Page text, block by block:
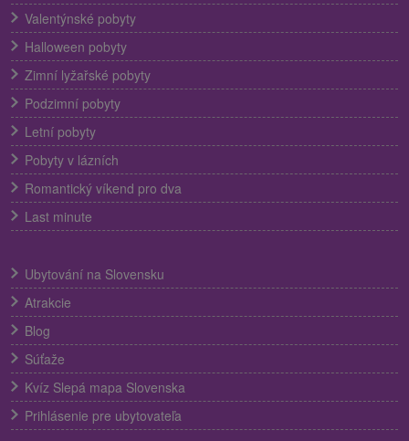
Valentýnské pobyty
Halloween pobyty
Zimní lyžařské pobyty
Podzimní pobyty
Letní pobyty
Pobyty v lázních
Romantický víkend pro dva
Last minute
Ubytování na Slovensku
Atrakcie
Blog
Súťaže
Kvíz Slepá mapa Slovenska
Prihlásenie pre ubytovateľa